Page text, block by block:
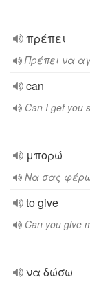
πρέπει
Πρέπει να
can
Can I get you
μπορώ
Να σας φέρω
to give
Can you give
να δώσω